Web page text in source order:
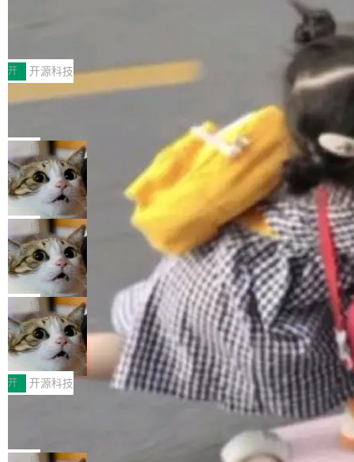
常维护操作，并完整支持 Iceberg V3 格式。
村国家自主创新示范区会议中心开幕。本届大会
由中关村智联软件服务业质量创新联盟主办，以
“智构可信·质创未来——AI原生时代的质量新范
式”为主题，直面AI从实验室走向规模化产业落地
的核心质量命题。会上，《2026智能研发生产力
工具选型手册》发布，Testin云测的Testin XAge
nt智能测试系统入选AI测试领域代表产品。对CI
O而言，这提示了一个转变：AI测试正在从效率
工具升级为企业的质量基础设施。 CIO面对的新
现实 过去两年，CIO们的焦虑清单上多了两项：
一是如何让大模型和智能体应用安全地从PoC走
向生产，二是如何让测试团队跟得上AI应用...
开 开源科技
让非法状态不可表示：一篇关于 ADT
有一种东西，一旦用过就回不去了。Alex Fedos
eev 管它叫"软件设计的基石"。 他说的东西不新
鲜——代数数据类型（ADT），尤其是和类型
（sum type）。但他说清楚了一件事：这不是类
型系统的学术体操，是日常编码的思维方式。 文
章从一个简单的例子切入。一个网站的深色主题
设置，如果用布尔值 + 可空字段来表示——bool
ean 表示是否可切换，nullable 的默认模式、浅
色方案、深色方案——会产生大量无意义的组
合。方案缺了、配置冲突了、全 null 了。要知道
哪些组合有效，作者说，你得靠"文档、校验、或
者部落知识"。 换个写法。Rust 的 enum，两个
变体：Switchable...
局
Cloudflare 开源内部企业 AI 平台 Clou
dflare OS
Cloudflare 发布了一个开源项目 Cloudflare O
S。如果你只看官方博客，你会觉得这是又一
个"AI 知识库 + 聊天机器人"——每个大厂都在
做，没什么新鲜的。 但 Kenton Varda 在 Twitte
r 上把事情说清楚了： 今天我们发布了 Cloudfla
re OS，一个带连接器的聊天机器人，跟其他所
有科技公司做的一样。只不过，实际上它不一
样。这是 Sandstorm.io 的重制版，我十年前的
那个创业公司。不同的是，这次它构建在 Cloudf
lare Workers 上——我花了九年时间搭建的平台
——并且深度集成了 AI。这基本上是我十年秘密
局
Deno 团队开源 Celld，可自托管的分
布式 Durable Objects
Ryan Dahl 领导的 Deno 团队推出了最新开源项
目 Celld，一个能在自己机器上运行 Cloudflare
Workers 和 Durable Objects 的守护进程。 设
计思路很直接：每个对象是一个独立的 SQLite
数据库，按名称寻址，复制到你自己的 S3 兼容
存储库里。节点之间只通过这个存储库协调——
没有控制平面，没有共识协议。每个对象自带一
个小型数据库，应用天然按分片构建，单个数据
库的竞争和爆炸半径问题在设计层面就被消除
了。 闲置的 cell 会休眠到几乎不占资源。当 cel
局
鲁大师7月新机性能/流畅/AI榜：vivo夺
性能、流畅双第一，三星Galaxy Z系列
新折叠缺席
2026年7月的手机市场，由于存储等硬件成本暴
增，手机厂商的日子也不好过啊，新机速度明显
放缓，因此硝烟味淡了许多。新机参数规格除开
Fold8 / Z Flip8）外，其余要么是中低端机器，
例如iQOO Z11i、REDMI Note 17、REDMI No
开 开源科技
Zed 编辑器团队发布了新项目——DeltaDB，一
个在 git commit 之间记录每一次编辑操作的版